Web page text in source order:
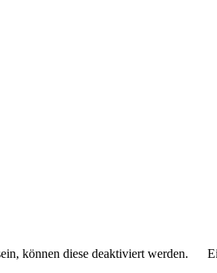
können diese deaktiviert werden.